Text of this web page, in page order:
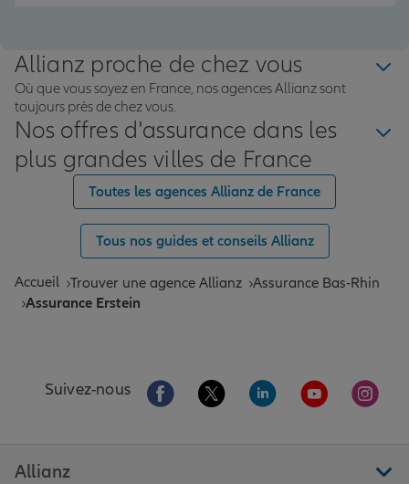
Allianz proche de chez vous
Où que vous soyez en France, nos agences Allianz sont
toujours près de chez vous.
Nos offres d'assurance dans les
plus grandes villes de France
Toutes les agences Allianz de France
Tous nos guides et conseils Allianz
Accueil Trouver une agence Allianz Assurance Bas-Rhin
Assurance Erstein
Suivez-nous Aller sur la page Facebook de Allianz
Aller sur la page Twitter de
Aller sur la page
Aller sur la
Aller
Allianz